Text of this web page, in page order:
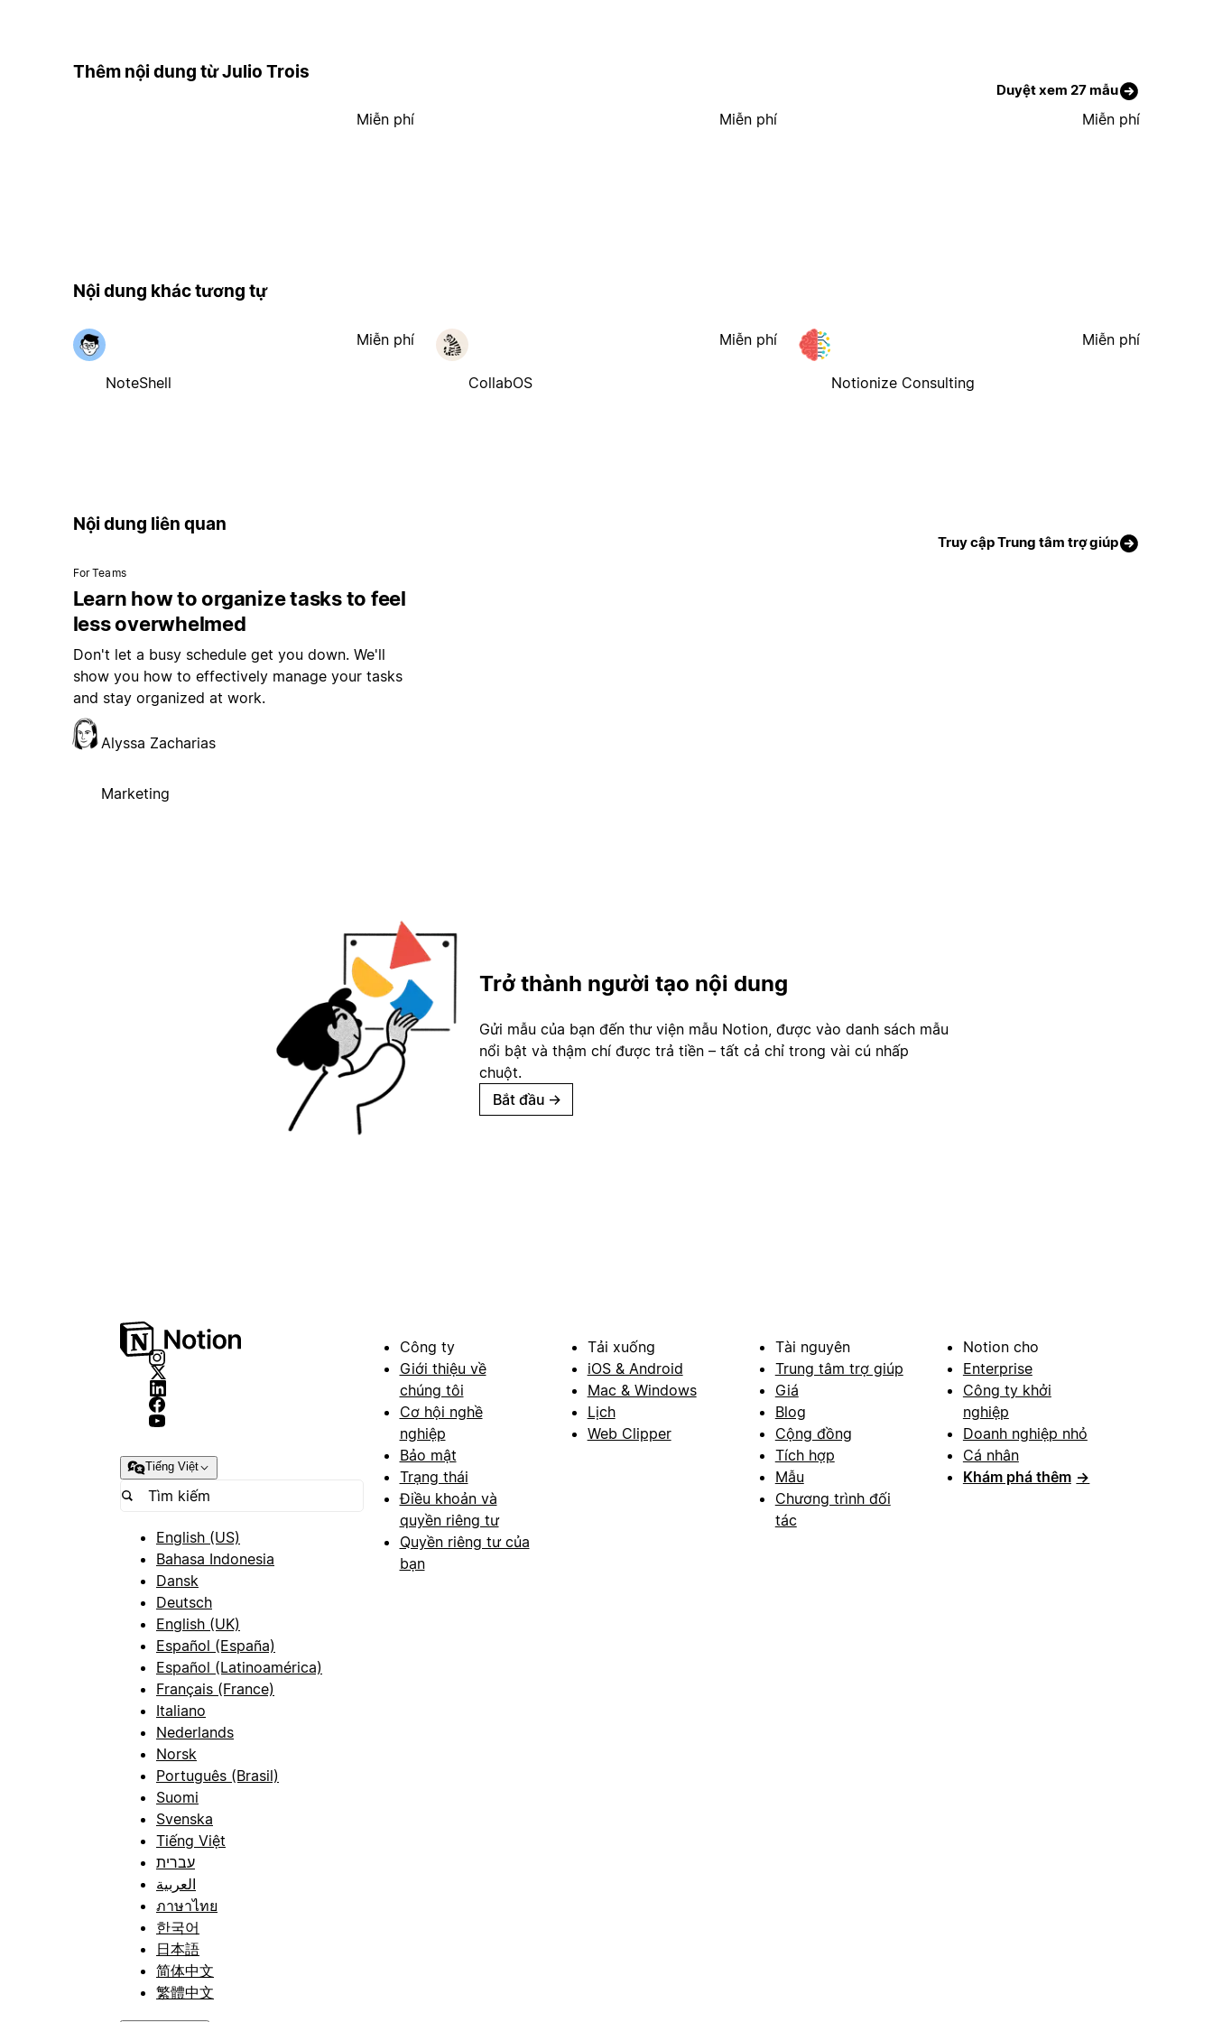
Thêm nội dung từ Julio Trois
Duyệt xem 27 mẫu
Miễn phí Miễn phí Miễn phí
Nội dung khác tương tự
NoteShell
Miễn phí
CollabOS
Miễn phí
Notionize Consulting
Miễn phí
Nội dung liên quan
Truy cập Trung tâm trợ giúp
For Teams
Learn how to organize tasks to feel
less overwhelmed
Don't let a busy schedule get you down. We'll
show you how to effectively manage your tasks
and stay organized at work.
Alyssa Zacharias
Marketing
Trở thành người tạo nội dung
Gửi mẫu của bạn đến thư viện mẫu Notion, được vào danh sách mẫu
nổi bật và thậm chí được trả tiền – tất cả chỉ trong vài cú nhấp
chuột.
Bắt đầu →
Tiếng Việt
English (US)
Bahasa Indonesia
Dansk
Deutsch
English (UK)
Español (España)
Español (Latinoamérica)
Français (France)
Italiano
Nederlands
Norsk
Português (Brasil)
Suomi
Svenska
Tiếng Việt
עברית
العربية
ภาษาไทย
한국어
日本語
简体中文
繁體中文
Công ty
Giới thiệu về
chúng tôi
Cơ hội nghề
nghiệp
Bảo mật
Trạng thái
Điều khoản và
quyền riêng tư
Quyền riêng tư của
bạn
Tải xuống
iOS & Android
Mac & Windows
Lịch
Web Clipper
Tài nguyên
Trung tâm trợ giúp
Giá
Blog
Cộng đồng
Tích hợp
Mẫu
Chương trình đối
tác
Notion cho
Enterprise
Công ty khởi
nghiệp
Doanh nghiệp nhỏ
Cá nhân
Khám phá thêm →